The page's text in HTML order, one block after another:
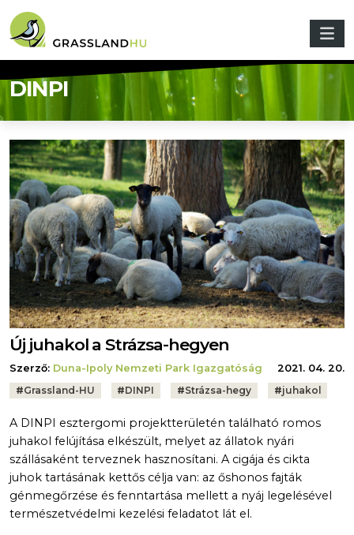
DINPI
Új juhakol a Strázsa-hegyen
Szerző: Duna-Ipoly Nemzeti Park Igazgatóság
2021. 04. 20.
Tags:
#Grassland-HU #DINPI #Strázsa-hegy #juhakol
A DINPI esztergomi projektterületén található romos
juhakol felújítása elkészült, melyet az állatok nyári
szállásaként terveznek hasznosítani. A cigája és cikta
juhok tartásának kettős célja van: az őshonos fajták
génmegőrzése és fenntartása mellett a nyáj legelésével
természetvédelmi kezelési feladatot lát el.